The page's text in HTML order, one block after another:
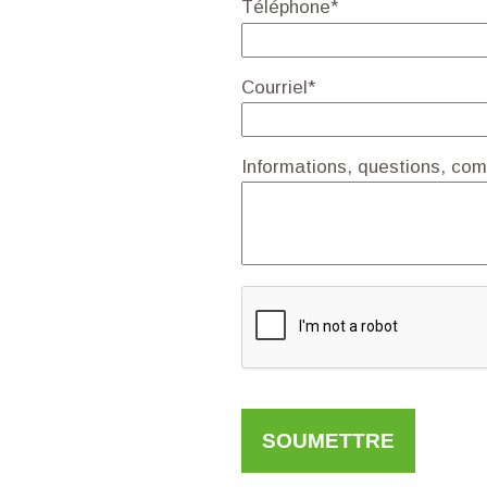
Téléphone*
Courriel*
Informations, questions,
SOUMETTRE